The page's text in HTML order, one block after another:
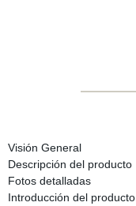
Visión General
Descripción del producto
Fotos detalladas
Introducción del producto